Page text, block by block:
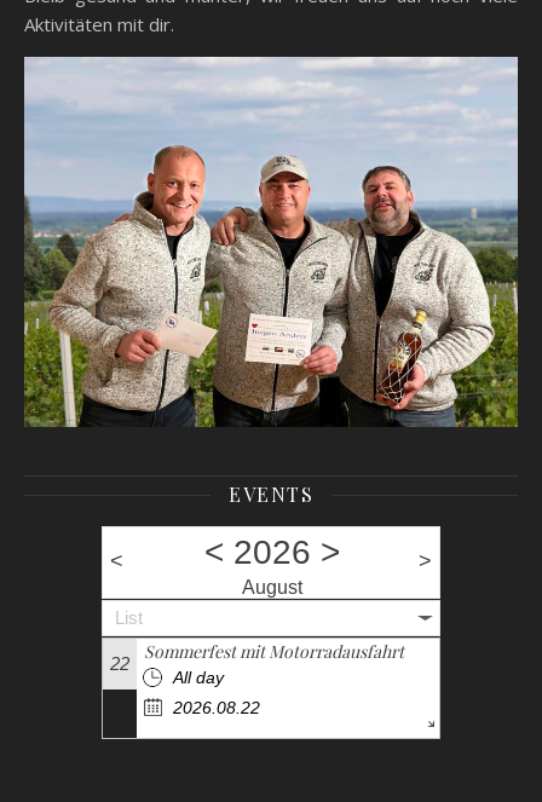
Aktivitäten mit dir.
EVENTS
< < 2026 >
August
>
List
22
Sommerfest mit Motorradausfahrt
All day
2026.08.22